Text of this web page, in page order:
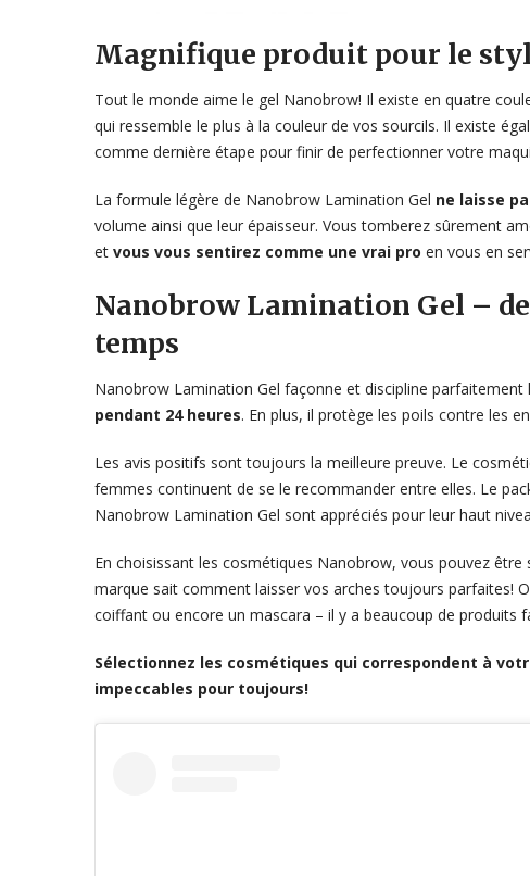
Magnifique produit pour le
Tout le monde aime le gel Nanobrow! Il existe en quatre
qui ressemble le plus à la couleur de vos sourcils. Il existe
comme dernière étape pour finir de perfectionner votre
La formule légère de Nanobrow Lamination Gel ne laisse
volume ainsi que leur épaisseur. Vous tomberez sûrement
et vous vous sentirez comme une vrai pro en vous en
Nanobrow Lamination Gel –
temps
Nanobrow Lamination Gel façonne et discipline parfaitement
pendant 24 heures. En plus, il protège les poils contre les
Les avis positifs sont toujours la meilleure preuve. Le
femmes continuent de se le recommander entre elles. Le
Nanobrow Lamination Gel sont appréciés pour leur haut
En choisissant les cosmétiques Nanobrow, vous pouvez être
marque sait comment laisser vos arches toujours parfaites!
coiffant ou encore un mascara – il y a beaucoup de produits
Sélectionnez les cosmétiques qui correspondent à
impeccables pour toujours!